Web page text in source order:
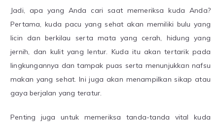
Jadi, apa yang Anda cari saat memeriksa kuda Anda?
Pertama, kuda pacu yang sehat akan memiliki bulu yang
licin dan berkilau serta mata yang cerah, hidung yang
jernih, dan kulit yang lentur. Kuda itu akan tertarik pada
lingkungannya dan tampak puas serta menunjukkan nafsu
makan yang sehat. Ini juga akan menampilkan sikap atau
gaya berjalan yang teratur.
Penting juga untuk memeriksa tanda-tanda vital kuda